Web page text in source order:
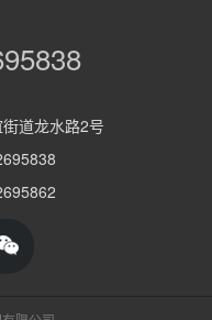
道龙水路2号